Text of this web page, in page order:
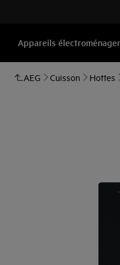
Appareils
AEG Cuisson Hottes